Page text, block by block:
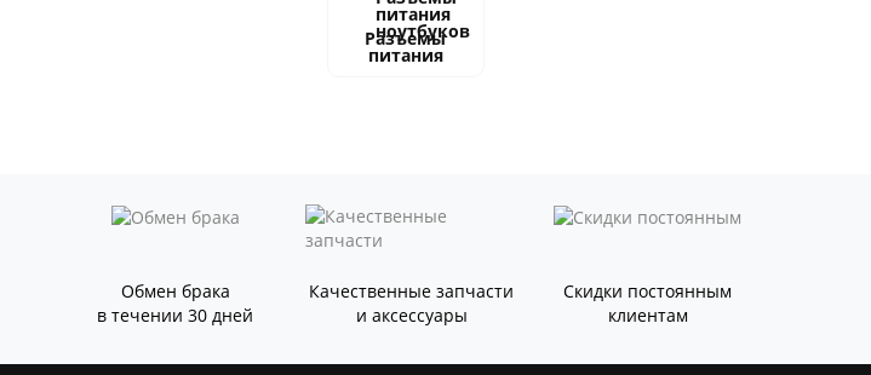
Разъемы
питания
Обмен брака
в течении 30 дней
Качественные запчасти
и аксессуары
Скидки постоянным
клиентам